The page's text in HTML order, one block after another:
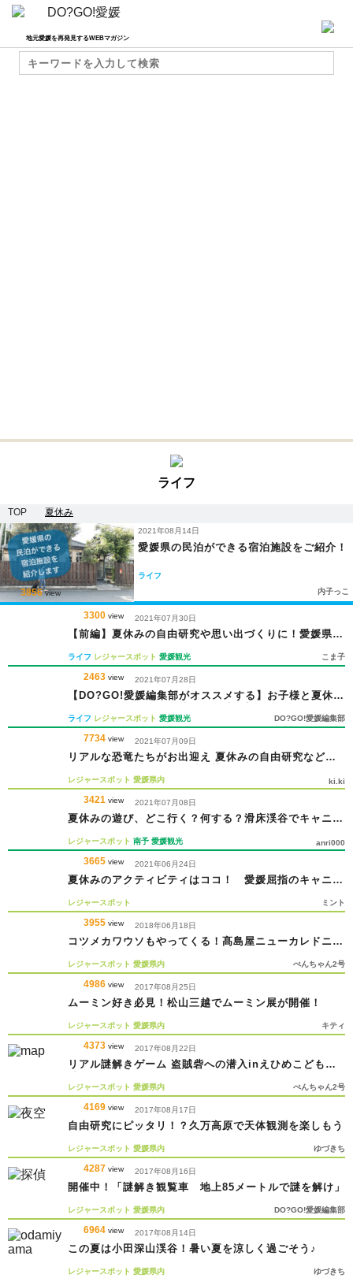
地元愛媛を再発見するWEBマガジン
ライフ
TOP 夏休み
3856 view
2021年08月14日
愛媛県の民泊ができる宿泊施設をご紹介！
ライフ
内子っこ
3300 view 2021年07月30日
【前編】夏休みの自由研究や思い出づくりに！愛媛県内
ライフ レジャースポット 愛媛観光 こま子
2463 view 2021年07月28日
【DO?GO!愛媛編集部がオススメする】お子様と夏休み
ライフ レジャースポット 愛媛観光 DO?GO!愛媛編集部
7734 view 2021年07月09日
リアルな恐竜たちがお出迎え 夏休みの自由研究などに
レジャースポット 愛媛県内 ki.ki
3421 view 2021年07月08日
夏休みの遊び、どこ行く？何する？滑床渓谷でキャニオ
レジャースポット 南予 愛媛観光 anri000
3665 view 2021年06月24日
夏休みのアクティビティはココ！ 愛媛屈指のキャニオ
レジャースポット ミント
3955 view 2018年06月18日
コツメカワウソもやってくる！髙島屋ニューカレドニア
レジャースポット 愛媛県内 ぺんちゃん2号
4986 view 2017年08月25日
ムーミン好き必見！松山三越でムーミン展が開催！
レジャースポット 愛媛県内 キティ
4373 view 2017年08月22日
リアル謎解きゲーム 盗賊砦への潜入inえひめこどもの
レジャースポット 愛媛県内 ぺんちゃん2号
4169 view 2017年08月17日
自由研究にピッタリ！？久万高原で天体観測を楽しもう
レジャースポット 愛媛県内 ゆづきち
4287 view 2017年08月16日
開催中！「謎解き観覧車 地上85メートルで謎を解け」
レジャースポット 愛媛県内 DO?GO!愛媛編集部
6964 view 2017年08月14日
この夏は小田深山渓谷！暑い夏を涼しく過ごそう♪
レジャースポット 愛媛県内 ゆづきち